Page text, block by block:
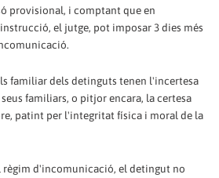
provisional, i comptant que en
el jutge, pot imposar 3 dies més
familiar dels detinguts tenen l'incertesa
familiars, o pitjor encara, la certesa
patint per l'integritat física i moral de la
règim d'incomunicació, el detingut no